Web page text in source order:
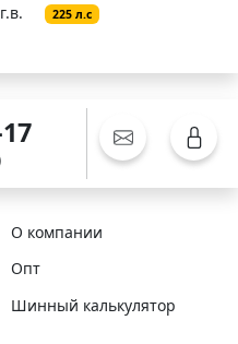
225 л.с
О компании
Опт
Шинный калькулятор